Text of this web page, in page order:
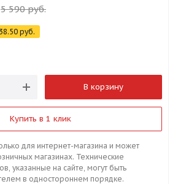
5 590руб.
руб.
В корзину
Купить в 1 клик
для интернет-магазина и может
магазинах. Технические
указанные на сайте, могут быть
в одностороннем порядке.